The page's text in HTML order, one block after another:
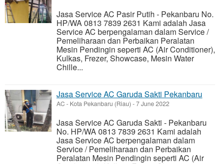
Jasa Service AC Pasir Putih - Pekanbaru No.
HP/WA 0813 7839 2631 Kami adalah Jasa
Service AC berpengalaman dalam Service /
Pemeliharaan dan Perbaikan Peralatan
Mesin Pendingin seperti AC (Air Conditioner),
Kulkas, Frezer, Showcase, Mesin Water
Chille...
Jasa Service AC Garuda Sakti Pekanbaru
AC- Kota Pekanbaru (Riau) -7 June 2022
Jasa Service AC Garuda Sakti - Pekanbaru
No. HP/WA 0813 7839 2631 Kami adalah
Jasa Service AC berpengalaman dalam
Service / Pemeliharaan dan Perbaikan
Peralatan Mesin Pendingin seperti AC (Air